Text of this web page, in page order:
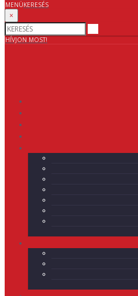
MENÜKERESÉS
×
HÍVJON MOST!